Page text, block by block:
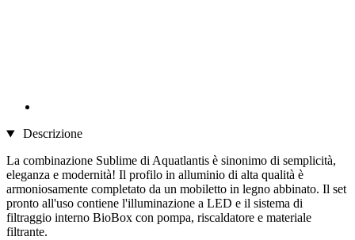
Descrizione
La combinazione Sublime di Aquatlantis è sinonimo di semplicità,
eleganza e modernità! Il profilo in alluminio di alta qualità è
armoniosamente completato da un mobiletto in legno abbinato. Il set
pronto all'uso contiene l'illuminazione a LED e il sistema di
filtraggio interno BioBox con pompa, riscaldatore e materiale
filtrante.